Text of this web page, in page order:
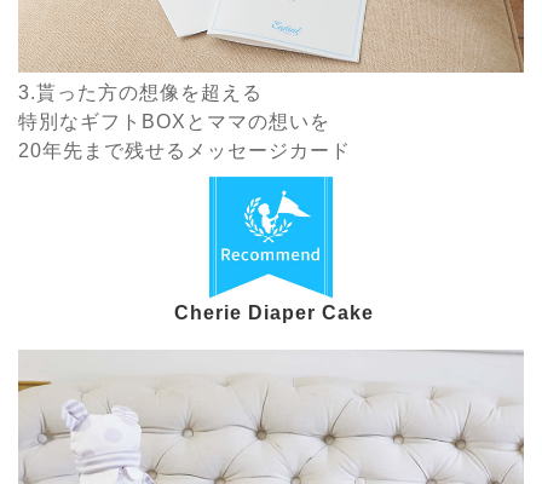
3.貰った方の想像を超える
特別なギフトBOXとママの想いを
20年先まで残せるメッセージカード
Cherie Diaper Cake